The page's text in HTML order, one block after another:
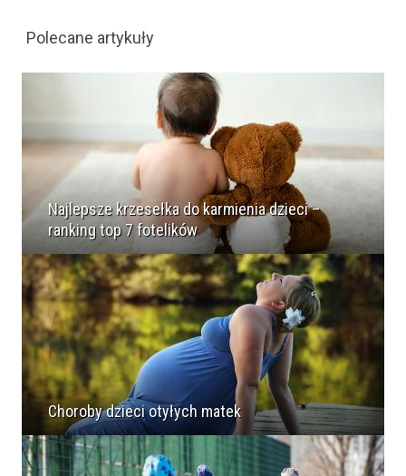
Polecane artykuły
Najlepsze krzesełka do karmienia dzieci –
ranking top 7 fotelików
Choroby dzieci otyłych matek